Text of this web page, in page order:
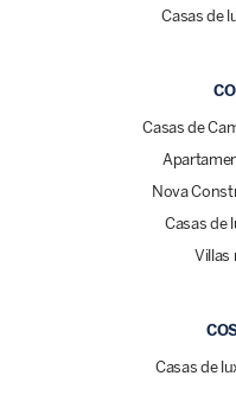
Casas de
Casas de
Nova
Casas de
Villas
Casas de